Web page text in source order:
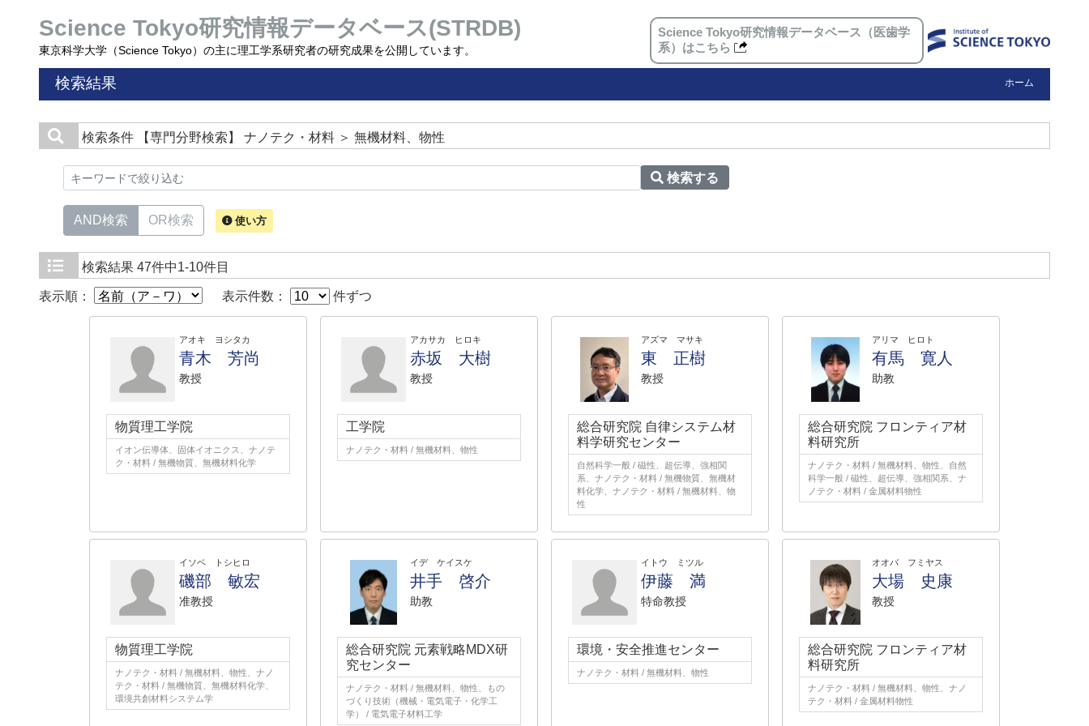
Science Tokyo研究情報データベース(STRDB)
東京科学大学（Science Tokyo）の主に理工学系研究者の研究成果を公開しています。
Science Tokyo研究情報データベース（医歯学
系）はこちら
検索結果 ホーム
検索条件 【専門分野検索】 ナノテク・材料 ＞ 無機材料、物性
検索する
AND検索 OR検索 使い方
検索結果 47件中1-10件目
表示順： 表示件数： 件ずつ
アオキ ヨシタカ
青木 芳尚
教授
物質理工学院
イオン伝導体、固体イオニクス、ナノテ
ク・材料 / 無機物質、無機材料化学
アカサカ ヒロキ
赤坂 大樹
教授
工学院
ナノテク・材料 / 無機材料、物性
アズマ マサキ
東 正樹
教授
総合研究院 自律システム材
料学研究センター
自然科学一般 / 磁性、超伝導、強相関
系、ナノテク・材料 / 無機物質、無機材
料化学、ナノテク・材料 / 無機材料、物
性
アリマ ヒロト
有馬 寛人
助教
総合研究院 フロンティア材
料研究所
ナノテク・材料 / 無機材料、物性、自然
科学一般 / 磁性、超伝導、強相関系、ナ
ノテク・材料 / 金属材料物性
イソベ トシヒロ
磯部 敏宏
准教授
物質理工学院
ナノテク・材料 / 無機材料、物性、ナノ
テク・材料 / 無機物質、無機材料化学、
環境共創材料システム学
イデ ケイスケ
井手 啓介
助教
総合研究院 元素戦略MDX研
究センター
ナノテク・材料 / 無機材料、物性、もの
づくり技術（機械・電気電子・化学工
学） / 電気電子材料工学
イトウ ミツル
伊藤 満
特命教授
環境・安全推進センター
ナノテク・材料 / 無機材料、物性
オオバ フミヤス
大場 史康
教授
総合研究院 フロンティア材
料研究所
ナノテク・材料 / 無機材料、物性、ナノ
テク・材料 / 金属材料物性